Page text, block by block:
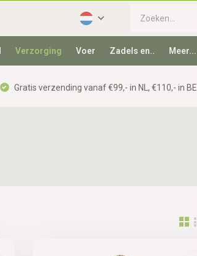
Verzorging Voer Zadels en.. Meer...
Gratis verzending vanaf €99,- in NL, €110,- in BE